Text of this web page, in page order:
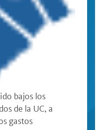
bajos los
de la UC, a
gastos